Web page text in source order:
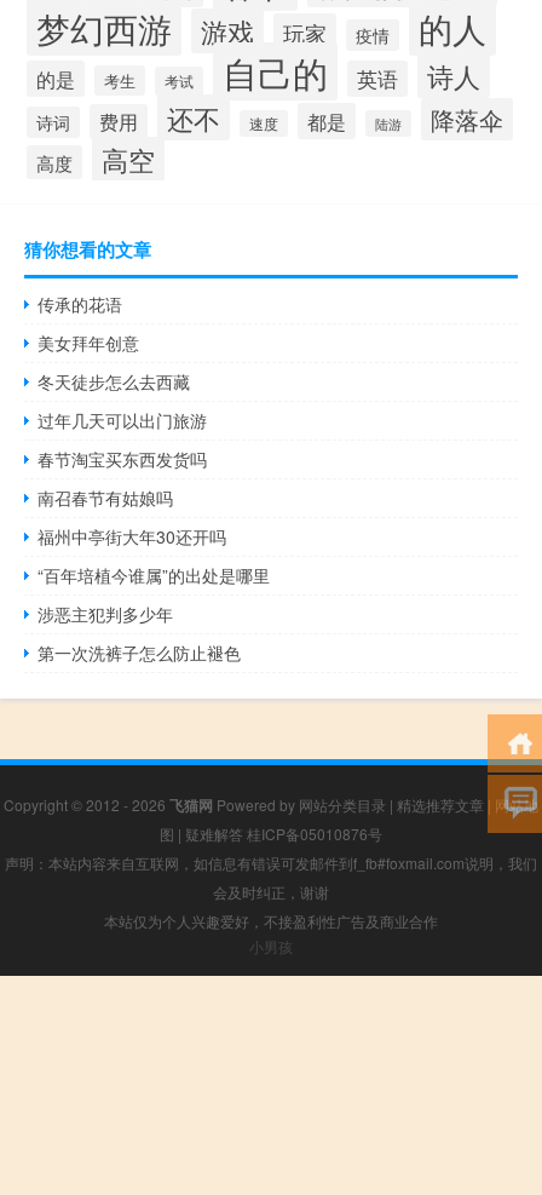
梦幻西游 游戏 玩家 疫情 的人
的是 考生 考试 自己的 英语 诗人
诗词 费用 还不 速度 都是 陆游 降落伞
高度 高空
猜你想看的文章
传承的花语
美女拜年创意
冬天徒步怎么去西藏
过年几天可以出门旅游
春节淘宝买东西发货吗
南召春节有姑娘吗
福州中亭街大年30还开吗
“百年培植今谁属”的出处是哪里
涉恶主犯判多少年
第一次洗裤子怎么防止褪色
Copyright © 2012 - 2026 飞猫网 Powered by 网站分类目录 | 精选推荐文章 | 网站地
图 | 疑难解答 桂ICP备05010876号
声明：本站内容来自互联网，如信息有错误可发邮件到f_fb#foxmail.com说明，我们
会及时纠正，谢谢
本站仅为个人兴趣爱好，不接盈利性广告及商业合作
小男孩